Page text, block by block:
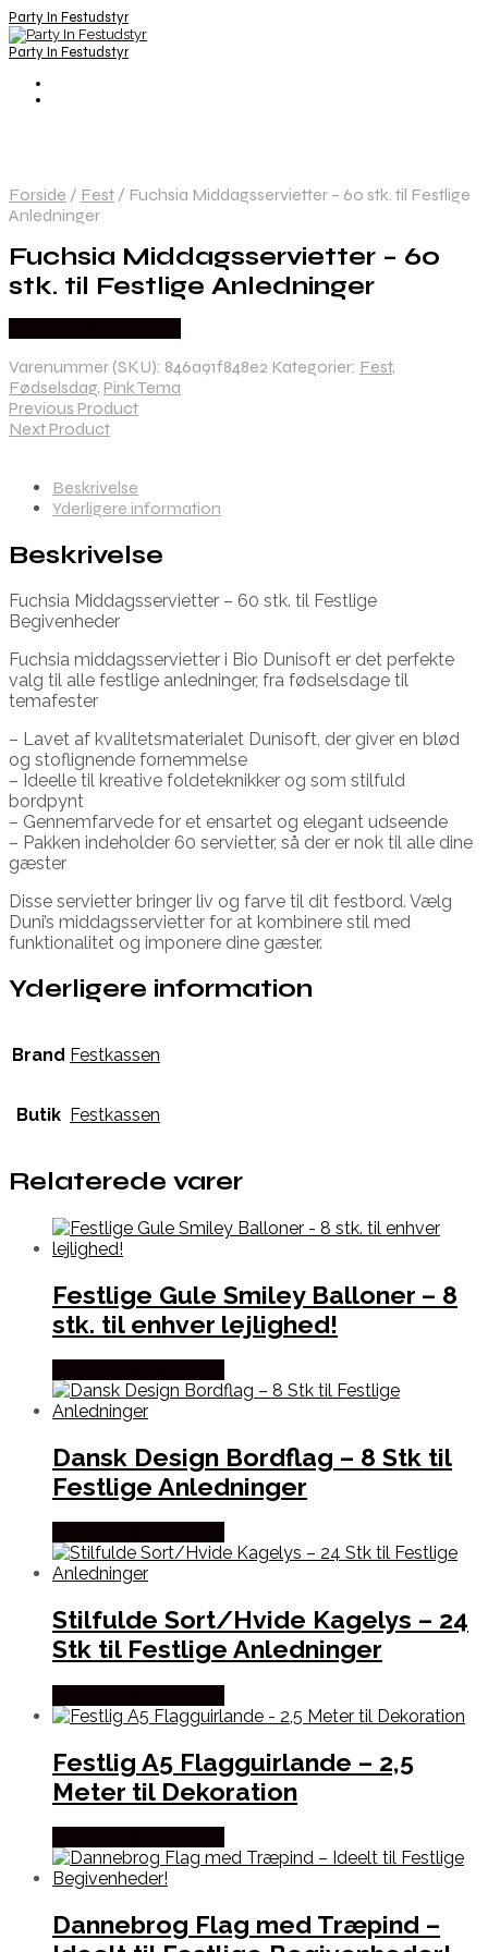
Party In Festudstyr
Party In Festudstyr
Forside / Fest / Fuchsia Middagsservietter – 60 stk. til Festlige
Anledninger
Fuchsia Middagsservietter – 60
stk. til Festlige Anledninger
Varenummer (SKU): 846a91f848e2 Kategorier: Fest,
Fødselsdag, Pink Tema
Previous Product
Next Product
Beskrivelse
Yderligere information
Beskrivelse
Fuchsia Middagsservietter – 60 stk. til Festlige
Begivenheder
Fuchsia middagsservietter i Bio Dunisoft er det perfekte
valg til alle festlige anledninger, fra fødselsdage til
temafester
– Lavet af kvalitetsmaterialet Dunisoft, der giver en blød
og stoflignende fornemmelse
– Ideelle til kreative foldeteknikker og som stilfuld
bordpynt
– Gennemfarvede for et ensartet og elegant udseende
– Pakken indeholder 60 servietter, så der er nok til alle dine
gæster
Disse servietter bringer liv og farve til dit festbord. Vælg
Duni’s middagsservietter for at kombinere stil med
funktionalitet og imponere dine gæster.
Yderligere information
Brand Festkassen
Butik Festkassen
Relaterede varer
Festlige Gule Smiley Balloner – 8
stk. til enhver lejlighed!
Dansk Design Bordflag – 8 Stk til
Festlige Anledninger
Stilfulde Sort/Hvide Kagelys – 24
Stk til Festlige Anledninger
Festlig A5 Flagguirlande – 2,5
Meter til Dekoration
Dannebrog Flag med Træpind –